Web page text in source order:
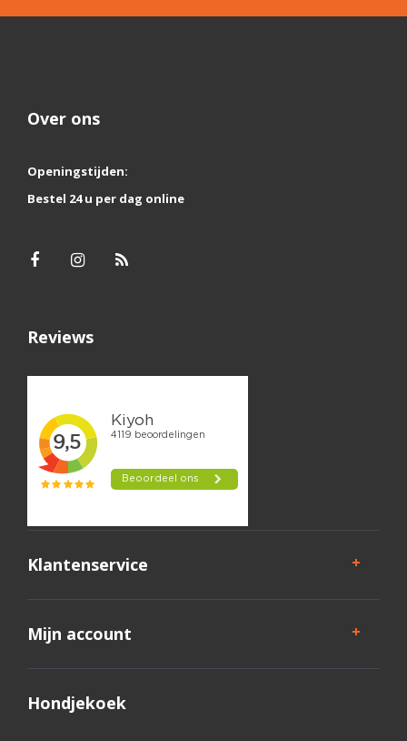
Over ons
Openingstijden:
Bestel 24 u per dag online
Reviews
Klantenservice
Mijn account
Hondjekoek